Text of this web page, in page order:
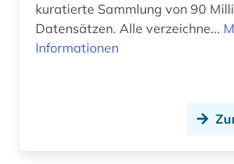
autographen (1)
kuratierte Sammlung von 90
Datensätzen. Alle verzeichne...
Informationen